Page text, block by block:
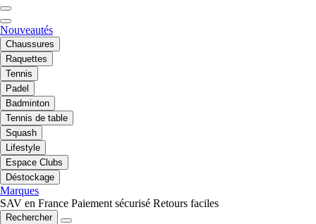
Nouveautés
Chaussures
Raquettes
Tennis
Padel
Badminton
Tennis de table
Squash
Lifestyle
Espace Clubs
Déstockage
Marques
SAV en France Paiement sécurisé Retours faciles
Rechercher